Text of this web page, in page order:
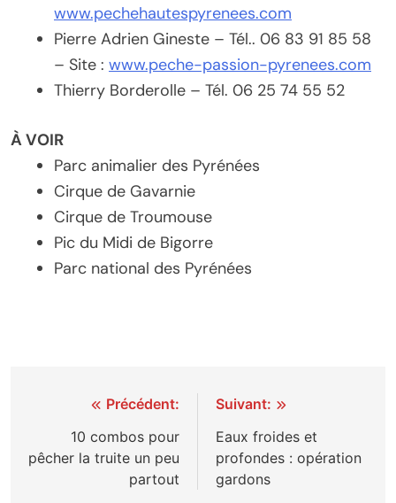
www.pechehautespyrenees.com
Pierre Adrien Gineste – Tél.. 06 83 91 85 58
– Site : www.peche-passion-pyrenees.com
Thierry Borderolle – Tél. 06 25 74 55 52
À VOIR
Parc animalier des Pyrénées
Cirque de Gavarnie
Cirque de Troumouse
Pic du Midi de Bigorre
Parc national des Pyrénées
Navigation
l’article
Précédent:
10 combos pour
pêcher la truite un peu
partout
Suivant:
Eaux froides et
profondes : opération
gardons